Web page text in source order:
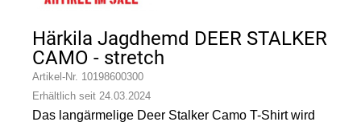
Härkila Jagdhemd DEER STALKER
CAMO - stretch
Artikel-Nr. 10198600300
Erhältlich seit 24.03.2024
Das langärmelige Deer Stalker Camo T-Shirt wird